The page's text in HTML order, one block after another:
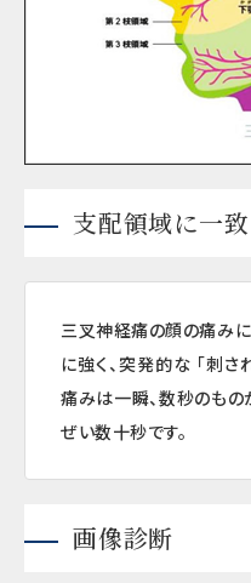
支配領域に一
三叉神経痛の顔の痛み
に強く、突発的な 「刺さ
痛みは一瞬、数秒のもの
ぜい数十秒です。
画像診断